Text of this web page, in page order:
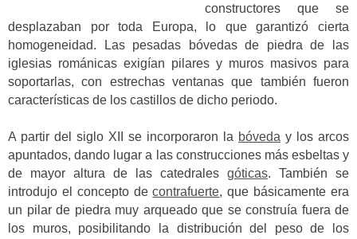
constructores que se
desplazaban por toda Europa, lo que garantizó cierta
homogeneidad. Las pesadas bóvedas de piedra de las
iglesias románicas exigían pilares y muros masivos para
soportarlas, con estrechas ventanas que también fueron
características de los castillos de dicho periodo.
A partir del siglo XII se incorporaron la bóveda y los arcos
apuntados, dando lugar a las construcciones más esbeltas y
de mayor altura de las catedrales góticas. También se
introdujo el concepto decontrafuerte, que básicamente era
un pilar de piedra muy arqueado que se construía fuera de
los muros, posibilitando la distribución del peso de los